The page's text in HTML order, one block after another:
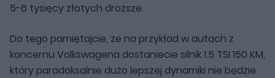
5-6 tysięcy złotych droższe.
Do tego pamiętajcie, że na przykład w autach z
koncernu Volkswagena dostaniecie silnik 1.5 TSI 150 KM,
który paradoksalnie dużo lepszej dynamiki nie będzie